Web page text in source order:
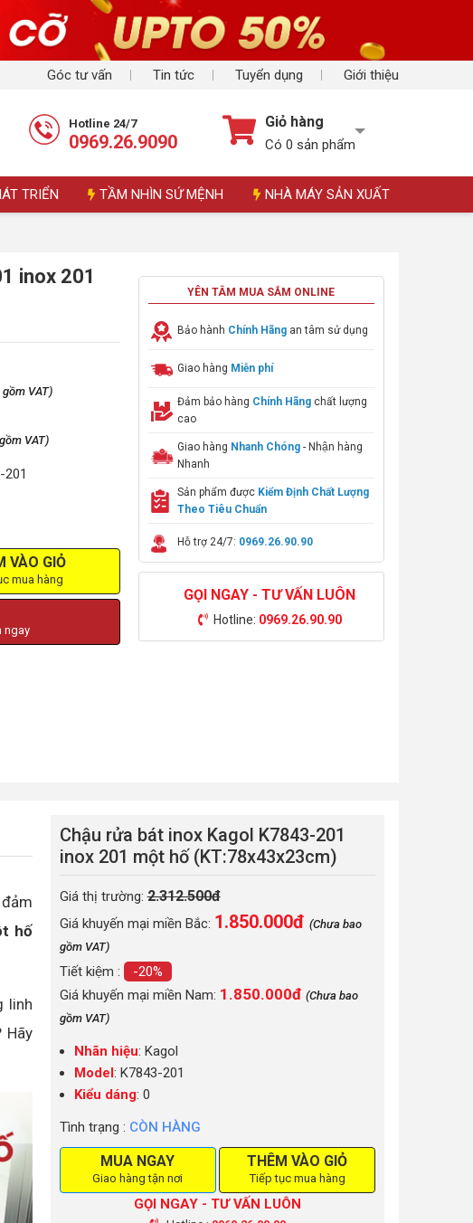
Góc tư vấn Tin tức Tuyển dụng Giới thiệu
Hotline 24/7
0969.26.9090
Giỏ hàng
Có 0 sản phẩm
TRIỂN TẦM NHÌN SỨ MỆNH NHÀ MÁY SẢN XUẤT
inox 201
VAT)
VAT)
201
VÀO GIỎ
mua hàng
ngay
YÊN TÂM MUA SẮM ONLINE
Bảo hành Chính Hãng an tâm sử dụng
Giao hàng Miễn phí
Đảm bảo hàng Chính Hãngchất lượng
cao
Giao hàng Nhanh Chóng- Nhận hàng
Nhanh
Sản phẩm được Kiểm Định Chất Lượng
Theo Tiêu Chuẩn
Hỗ trợ 24/7: 0969.26.90.90
GỌI NGAY - TƯ VẤN LUÔN
Hotline: 0969.26.90.90
hố
linh
Hãy
Chậu rửa bát inox Kagol K7843-201
inox 201 một hố (KT:78x43x23cm)
Giá thị trường:2.312.500đ
Giá khuyến mại miền Bắc: 1.850.000đ (Chưa bao
gồm VAT)
Tiết kiệm :
-20%
Giá khuyến mại miền Nam: 1.850.000đ (Chưa bao
gồm VAT)
Nhãn hiệu: Kagol
Model : K7843-201
Kiểu dáng: 0
Tình trạng : CÒN HÀNG
MUA NGAY
Giao hàng tận nơi
THÊM VÀO GIỎ
Tiếp tục mua hàng
GỌI NGAY - TƯ VẤN LUÔN